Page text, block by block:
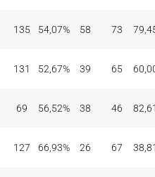
135 54,07% 58 73
131 52,67% 39 65
69 56,52% 38 46
127 66,93% 26 67